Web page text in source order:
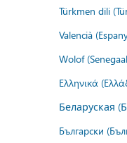
Türkmen dili
Valencià
Wolof
Ελληνικά
Беларуская
Български